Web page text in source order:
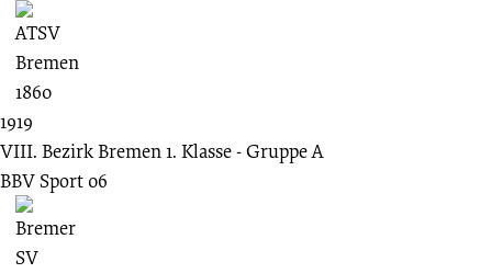
1919
VIII. Bezirk Bremen 1. Klasse - Gruppe A
BBV Sport 06